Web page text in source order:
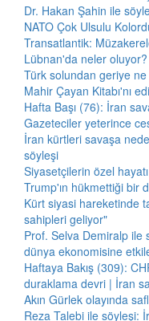
Dr. Hakan Şahin ile
NATO Çok Ulsulu
Transatlantik:
Lübnan'da neler oluyor?
Türk solundan geriye ne
Mahir Çayan Kitabı'nı
Hafta Başı (76): İran
Gazeteciler yeterince
İran kürtleri savaşa
söyleşi
Siyasetçilerin özel hayatı
Trump'ın hükmettiği bir
Kürt siyasi hareketinde
sahipleri geliyor"
Prof. Selva Demiralp ile
dünya ekonomisine
Haftaya Bakış (309):
duraklama devri | İran
Akın Gürlek olayında
Reza Talebi ile söyleşi: